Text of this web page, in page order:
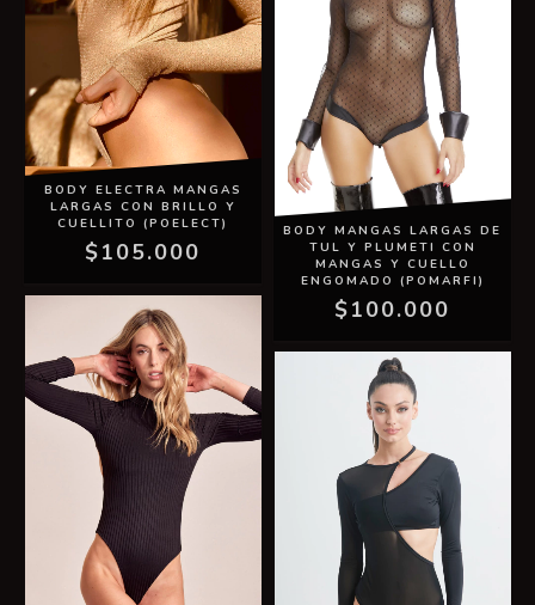
BODY ELECTRA MANGAS
LARGAS CON BRILLO Y
CUELLITO (POELECT)
$105.000
BODY MANGAS LARGAS DE
TUL Y PLUMETI CON
MANGAS Y CUELLO
ENGOMADO (POMARFI)
$100.000